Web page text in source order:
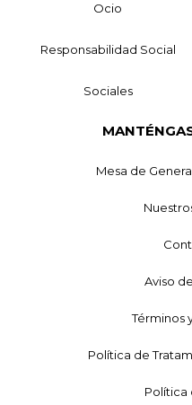
Ocio
Responsabilidad Social
Sociales
Mesa de
Aviso
Términos
Política de
Política